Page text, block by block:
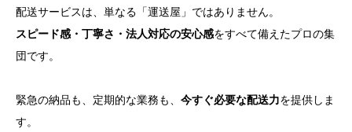
配送サービスは、単なる「運送屋」ではありません。
スピード感・丁寧さ・法人対応の安心感をすべて備えたプロの集
団です。
緊急の納品も、定期的な業務も、 今すぐ必要な配送力を提供しま
す。